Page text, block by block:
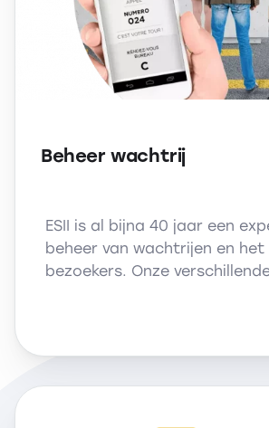
Beheer wachtrij
ESII is al bijna 40 jaar een
beheer van wachtrijen en
bezoekers. Onze